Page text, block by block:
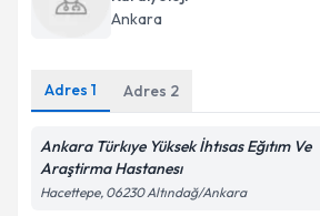
takvim hazırlandığında e-posta ile
Kişisel verilerimin işlenmesine
Metni'ni okudum ve kişisel
Ankara
Adres 1 Adres 2
Ankara Türkıye Yüksek İhtısas Eğıtım Ve
Araştirma Hastanesı
Hacettepe, 06230 Altındağ/Ankara